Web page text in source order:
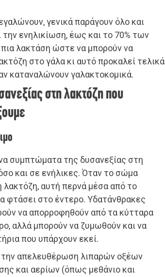
γενικά παράγουν όλο και
ενηλικίωση, έως και το 70% των
λακτάση ώστε να μπορούν να
στο γάλα κι αυτό προκαλεί τελικά
καταναλώνουν γαλακτοκομικά.
στη λακτόζη που
συμπτώματα της δυσανεξίας στη
και σε ενήλικες. Όταν το σώμα
λακτόζη, αυτή περνά μέσα από το
φτάσει στο έντερο. Υδατάνθρακες
να απορροφηθούν από τα κύτταρα
αλλά μπορούν να ζυμωθούν και να
που υπάρχουν εκεί.
απελευθέρωση λιπαρών οξέων
και αερίων (όπως μεθάνιο και